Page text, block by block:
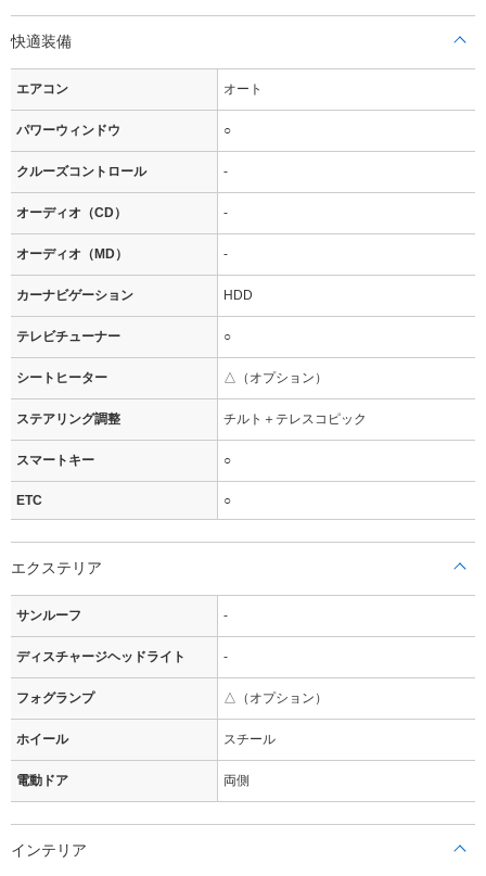
快適装備
エアコン オート
パワーウィンドウ ○
クルーズコントロール -
オーディオ（CD） -
オーディオ（MD） -
カーナビゲーション HDD
テレビチューナー ○
シートヒーター △（オプション）
ステアリング調整 チルト＋テレスコピック
スマートキー ○
ETC ○
エクステリア
サンルーフ -
ディスチャージヘッドライト -
フォグランプ △（オプション）
ホイール スチール
電動ドア 両側
インテリア